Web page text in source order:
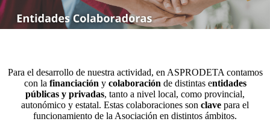
Para el desarrollo de nuestra actividad, en ASPRODETA contamos
con la financiación y colaboración de distintas entidades
públicas y privadas, tanto a nivel local, como provincial,
autonómico y estatal. Estas colaboraciones son clave para el
funcionamiento de la Asociación en distintos ámbitos.